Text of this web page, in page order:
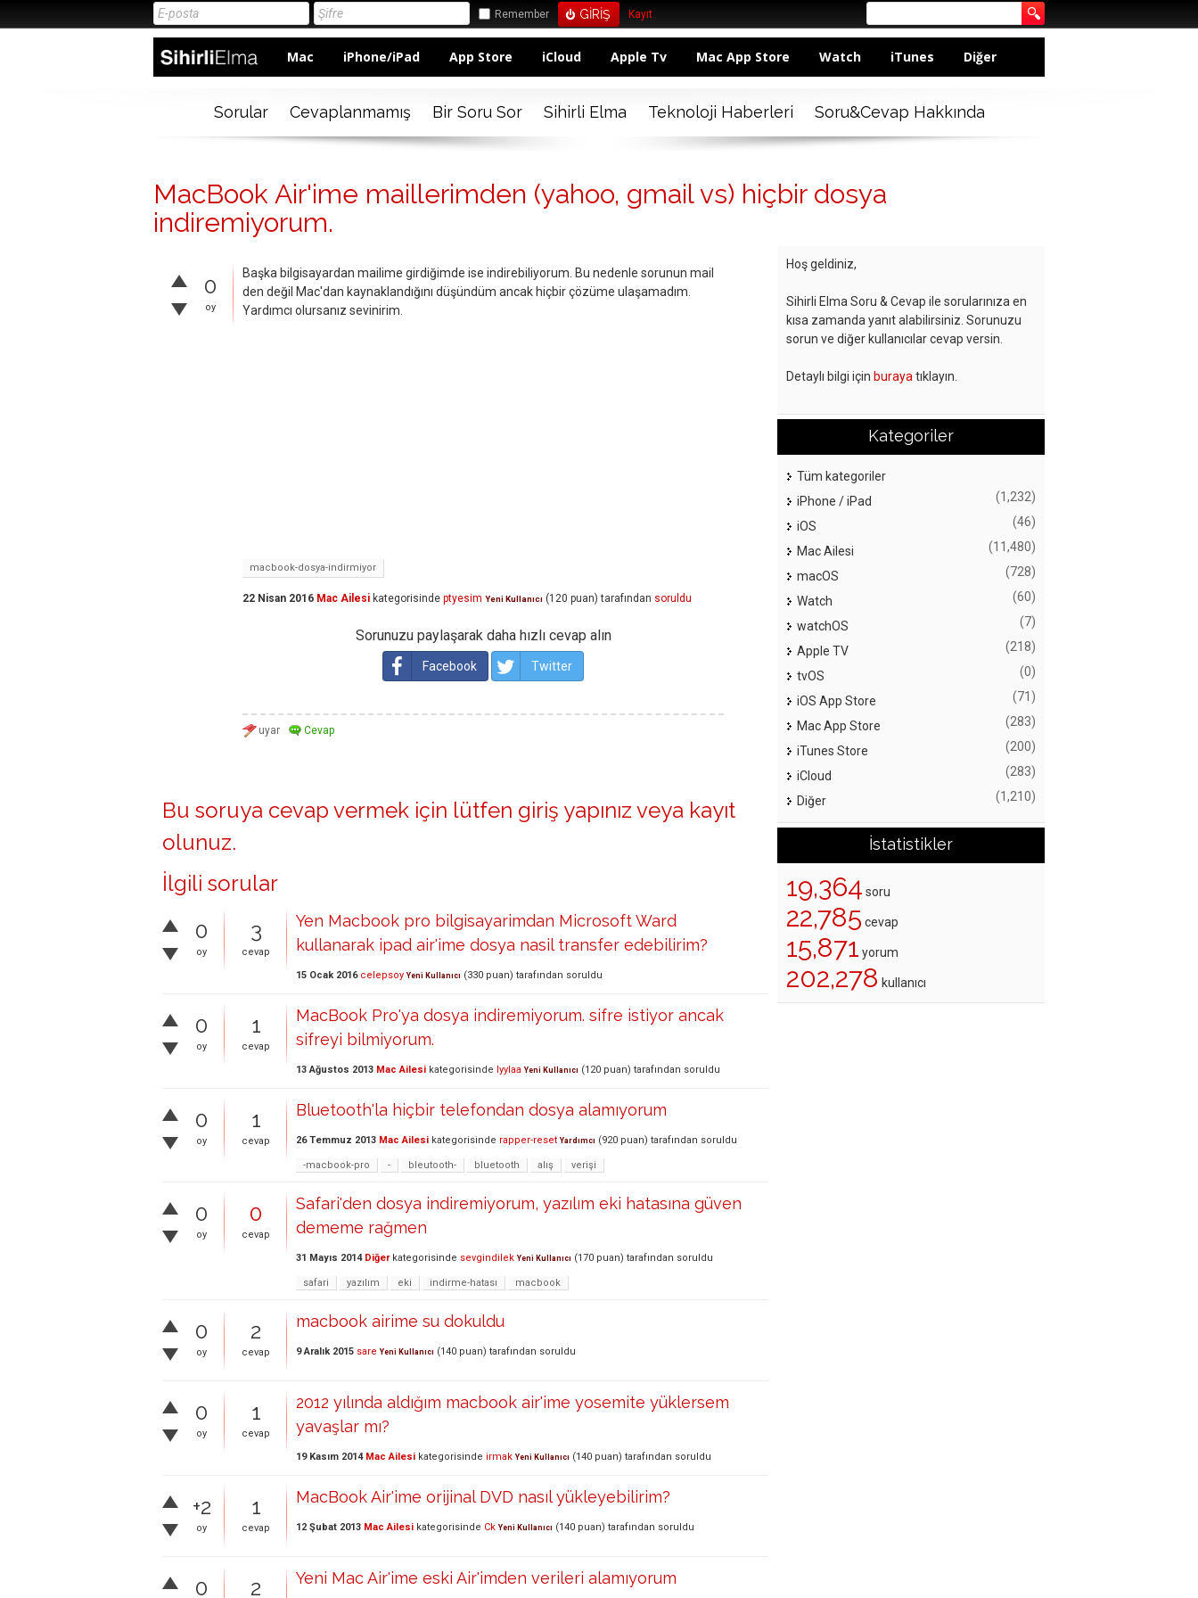
Remember Kayıt
Mac iPhone/iPad App Store iCloud Apple Tv Mac App Store Watch iTunes Diğer
Sorular Cevaplanmamış Bir Soru Sor Sihirli Elma Teknoloji Haberleri Soru&Cevap Hakkında
MacBook Air'ime maillerimden (yahoo, gmail vs) hiçbir dosya
indiremiyorum.
0
oy
Başka bilgisayardan mailime girdiğimde ise indirebiliyorum. Bu nedenle sorunun mail
den değil Mac'dan kaynaklandığını düşündüm ancak hiçbir çözüme ulaşamadım.
Yardımcı olursanız sevinirim.
macbook-dosya-indirmiyor
22 Nisan 2016 Mac Ailesi kategorisinde ptyesim Yeni Kullanıcı (120 puan) tarafından soruldu
Sorunuzu paylaşarak daha hızlı cevap alın
Facebook Twitter
Bu soruya cevap vermek için lütfen giriş yapınız veya kayıt
olunuz.
İlgili sorular
0
oy
3
cevap
Yen Macbook pro bilgisayarimdan Microsoft Ward
kullanarak ipad air'ime dosya nasil transfer edebilirim?
15 Ocak 2016 celepsoy Yeni Kullanıcı (330 puan) tarafından soruldu
0
oy
1
cevap
MacBook Pro'ya dosya indiremiyorum. sifre istiyor ancak
sifreyi bilmiyorum.
13 Ağustos 2013 Mac Ailesi kategorisinde lyylaa Yeni Kullanıcı (120 puan) tarafından soruldu
0
oy
1
cevap
Bluetooth'la hiçbir telefondan dosya alamıyorum
26 Temmuz 2013 Mac Ailesi kategorisinde rapper-reset Yardımcı (920 puan) tarafından soruldu
-macbook-pro - bleutooth- bluetooth alış verişi
0
oy
0
cevap
Safari'den dosya indiremiyorum, yazılım eki hatasına güven
dememe rağmen
31 Mayıs 2014 Diğerkategorisinde sevgindilek Yeni Kullanıcı (170 puan) tarafından soruldu
safari yazılım eki indirme-hatası macbook
0
oy
2
cevap
macbook airime su dokuldu
9 Aralık 2015 sare Yeni Kullanıcı (140 puan) tarafından soruldu
0
oy
1
cevap
2012 yılında aldığım macbook air'ime yosemite yüklersem
yavaşlar mı?
19 Kasım 2014 Mac Ailesi kategorisinde irmak Yeni Kullanıcı (140 puan) tarafından soruldu
+2
oy
1
cevap
MacBook Air'ime orijinal DVD nasıl yükleyebilirim?
12 Şubat 2013 Mac Ailesi kategorisinde Ck Yeni Kullanıcı (140 puan) tarafından soruldu
0 2 Yeni Mac Air'ime eski Air'imden verileri alamıyorum
Hoş geldiniz,
Sihirli Elma Soru & Cevap ile sorularınıza en
kısa zamanda yanıt alabilirsiniz. Sorunuzu
sorun ve diğer kullanıcılar cevap versin.
Detaylı bilgi için buraya tıklayın.
Kategoriler
Tüm kategoriler
iPhone / iPad
(1,232)
iOS (46)
Mac Ailesi (11,480)
macOS (728)
Watch (60)
watchOS (7)
Apple TV (218)
tvOS (0)
iOS App Store (71)
Mac App Store (283)
iTunes Store (200)
iCloud (283)
Diğer (1,210)
İstatistikler
19,364 soru
22,785 cevap
15,871 yorum
202,278 kullanıcı